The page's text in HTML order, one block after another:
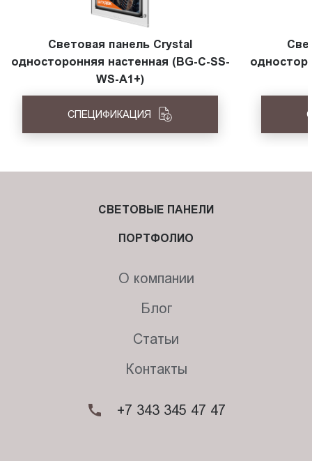
Световая панель Crystal
односторонняя настенная (BG-C-SS-
WS-A1+)
СПЕЦИФИКАЦИЯ
СВЕТОВЫЕ ПАНЕЛИ
ПОРТФОЛИО
О компании
Блог
Статьи
Контакты
+7 343 345 47 47